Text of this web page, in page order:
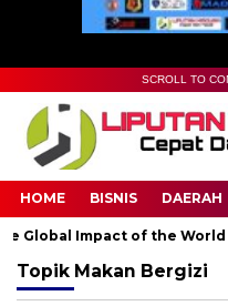
SCROLL TO
HOME BISNIS DAERAH
Global Impact of the World
Topik Makan Bergizi